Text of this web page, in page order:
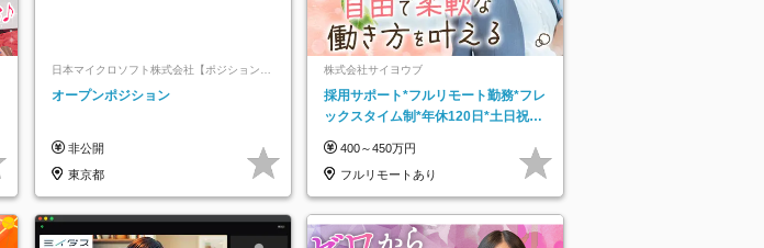
日本マイクロソフト株式会社【ポジションマ
ッチ登録】
オープンポジション
非公開
東京都
株式会社サイヨウブ
採用サポート*フルリモート勤務*フレ
ックスタイム制*年休120日*土日祝休
400～450万円
フルリモートあり